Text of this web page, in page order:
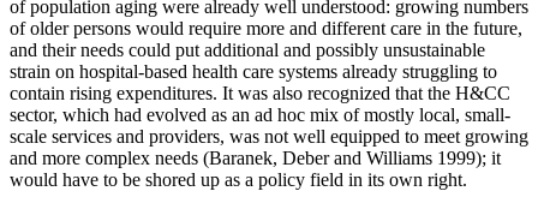
of population aging were already well understood: growing numbers
of older persons would require more and different care in the future,
and their needs could put additional and possibly unsustainable
strain on hospital-based health care systems already struggling to
contain rising expenditures. It was also recognized that the H&CC
sector, which had evolved as an ad hoc mix of mostly local, small-
scale services and providers, was not well equipped to meet growing
and more complex needs (Baranek, Deber and Williams 1999); it
would have to be shored up as a policy field in its own right.